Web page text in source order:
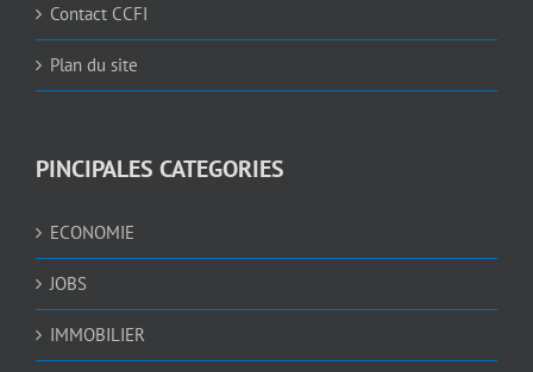
Contact CCFI
Plan du site
PINCIPALES CATEGORIES
ECONOMIE
JOBS
IMMOBILIER